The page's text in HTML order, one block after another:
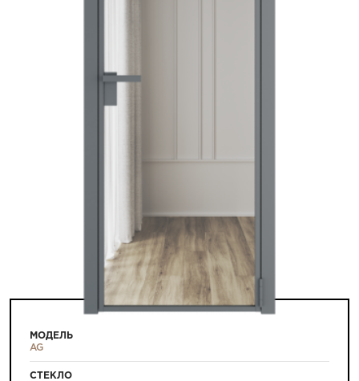
МОДЕЛЬ
AG
СТЕКЛО